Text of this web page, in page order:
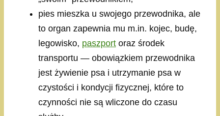
pies mieszka u swojego przewodnika, ale
to organ zapewnia mu m.in. kojec, budę,
legowisko, paszport oraz środek
transportu — obowiązkiem przewodnika
jest żywienie psa i utrzymanie psa w
czystości i kondycji fizycznej, które to
czynności nie są wliczone do czasu